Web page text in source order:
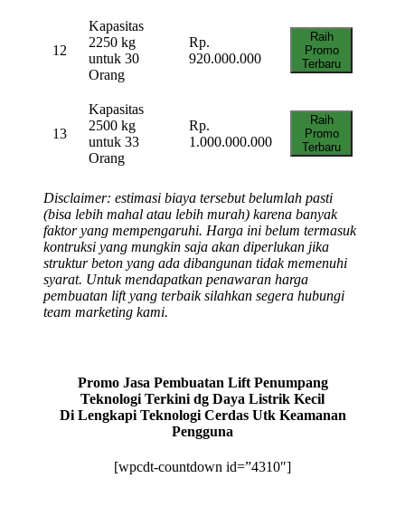
12
Kapasitas
2250 kg
untuk 30
Orang
Rp.
920.000.000
Raih
Promo
Terbaru
13
Kapasitas
2500 kg
untuk 33
Orang
Rp.
1.000.000.000
Raih
Promo
Terbaru
Disclaimer: estimasi biaya tersebut belumlah pasti
(bisa lebih mahal atau lebih murah) karena banyak
faktor yang mempengaruhi. Harga ini belum termasuk
kontruksi yang mungkin saja akan diperlukan jika
struktur beton yang ada dibangunan tidak memenuhi
syarat. Untuk mendapatkan penawaran harga
pembuatan lift yang terbaik silahkan segera hubungi
team marketing kami.
Promo Jasa Pembuatan Lift Penumpang
Teknologi Terkini dg Daya Listrik Kecil
Di Lengkapi Teknologi Cerdas Utk Keamanan
Pengguna
[wpcdt-countdown id=”4310″]